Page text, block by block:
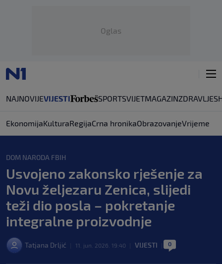
Oglas
NAJNOVIJEVIJESTI SPORTSVIJETMAGAZINZDRAVLJE
EkonomijaKulturaRegijaCrna hronikaObrazovanjeVrijeme
DOM NARODA FBIH
Usvojeno zakonsko rješenje za
Novu željezaru Zenica, slijedi
teži dio posla – pokretanje
integralne proizvodnje
Tatjana Drljić 11. jun. 2026. 19:40 VIJESTI 0